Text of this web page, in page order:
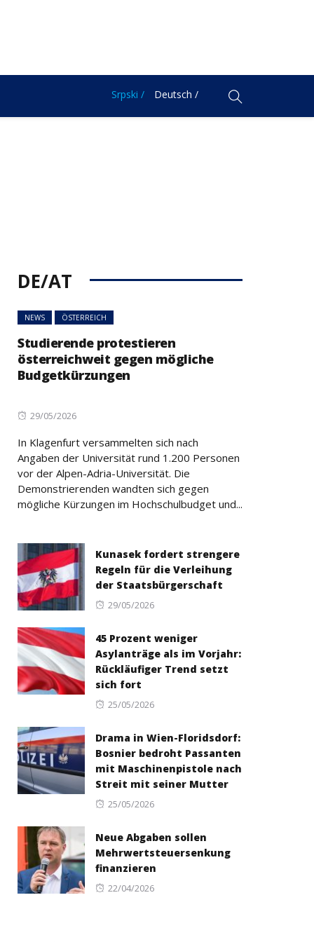
Srpski / Deutsch /
DE/AT
NEWS ÖSTERREICH
Studierende protestieren
österreichweit gegen mögliche
Budgetkürzungen
Posted
29/05/2026
In Klagenfurt versammelten sich nach
Angaben der Universität rund 1.200 Personen
vor der Alpen-Adria-Universität. Die
Demonstrierenden wandten sich gegen
mögliche Kürzungen im Hochschulbudget und...
Kunasek fordert strengere
Regeln für die Verleihung
der Staatsbürgerschaft
Posted
29/05/2026
45 Prozent weniger
Asylanträge als im Vorjahr:
Rückläufiger Trend setzt
sich fort
Posted
25/05/2026
Drama in Wien-Floridsdorf:
Bosnier bedroht Passanten
mit Maschinenpistole nach
Streit mit seiner Mutter
Posted
25/05/2026
Neue Abgaben sollen
Mehrwertsteuersenkung
finanzieren
Posted
22/04/2026